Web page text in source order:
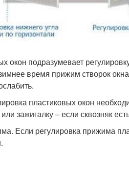
окон подразумевает
время прижим створок
пластиковых окон
зажигалку – если сквозняк
Если регулировка прижима